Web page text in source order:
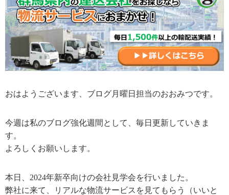
おはようございます、ブログ月曜日担当のおおみつです。
今週は私のブログ強化週間として、毎日更新していきま
す。
よろしくお願いします。
本日、2024年新卒向けの会社見学会を行いました。
弊社に来て、リアルな物流サービスを見てもらう（いいと